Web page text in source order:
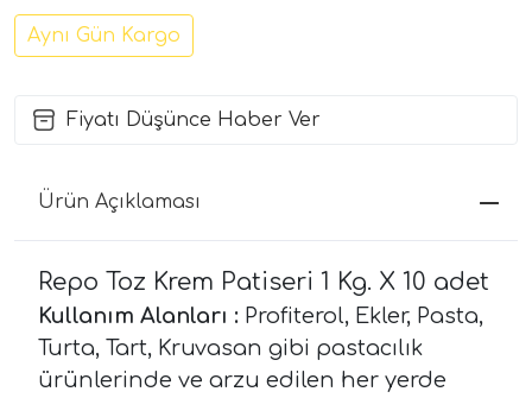
Aynı Gün Kargo
Fiyatı Düşünce Haber Ver
Ürün Açıklaması
Repo Toz Krem Patiseri 1 Kg. X 10 adet
Kullanım Alanları : Profiterol, Ekler, Pasta,
Turta, Tart, Kruvasan gibi pastacılık
ürünlerinde ve arzu edilen her yerde